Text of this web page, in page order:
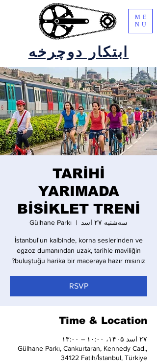
ابتکار دوچرخه
ME
NU
TARİHİ
YARIMADA
BİSİKLET TRENİ
سه‌شنبه ۲۷ اسد
  |
Gülhane Parkı
İstanbul'un kalbinde, korna seslerinden ve
egzoz dumanından uzak, tarihle maviliğin
buluştuğu harika bir maceraya hazır mısınız?
RSVP
Time & Location
۲۷ اسد ۱۴۰۵، ۱۰:۰۰ – ۱۳:۰۰
Gülhane Parkı, Cankurtaran, Kennedy Cad.,
34122 Fatih/İstanbul, Türkiye